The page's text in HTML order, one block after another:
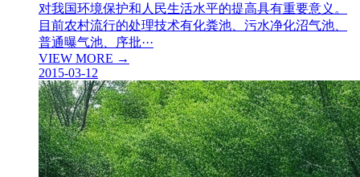
对我国环境保护和人民生活水平的提高具有重要意义。
目前农村流行的处理技术有化粪池、污水净化沼气池、
普通曝气池、序批···
VIEW MORE →
2015-03-12